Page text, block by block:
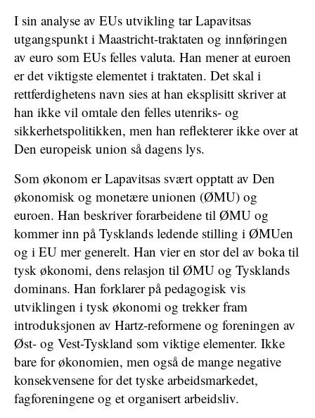
I sin analyse av EUs utvikling tar Lapavitsas
utgangspunkt i Maastricht-traktaten og innføringen
av euro som EUs felles valuta. Han mener at euroen
er det viktigste elementet i traktaten. Det skal i
rettferdighetens navn sies at han eksplisitt skriver at
han ikke vil omtale den felles utenriks- og
sikkerhetspolitikken, men han reflekterer ikke over at
Den europeisk union så dagens lys.
Som økonom er Lapavitsas svært opptatt av Den
økonomisk og monetære unionen (ØMU) og
euroen. Han beskriver forarbeidene til ØMU og
kommer inn på Tysklands ledende stilling i ØMUen
og i EU mer generelt. Han vier en stor del av boka til
tysk økonomi, dens relasjon til ØMU og Tysklands
dominans. Han forklarer på pedagogisk vis
utviklingen i tysk økonomi og trekker fram
introduksjonen av Hartz-reformene og foreningen av
Øst- og Vest-Tyskland som viktige elementer. Ikke
bare for økonomien, men også de mange negative
konsekvensene for det tyske arbeidsmarkedet,
fagforeningene og et organisert arbeidsliv.